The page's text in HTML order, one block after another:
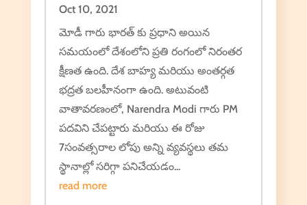
Oct 10, 2021
మోడీ గారు భారత్ కు ప్రధాని అయిన
సమయంలో దేశంలోని ప్రతి రంగంలో నిరంతర
క్షీణత ఉంది. దేశ బాహ్య మరియు అంతర్గత
భద్రత బలహీనంగా ఉంది. అటువంటి
వాతావరణంలో, Narendra Modi గారు PM
పదవిని చేపట్టారు మరియు ఈ రోజు
7సంవత్సరాల లోపు అన్ని వ్యవస్థలు తమ
స్థానాల్లో సరిగ్గా పనిచేయడం...
read more